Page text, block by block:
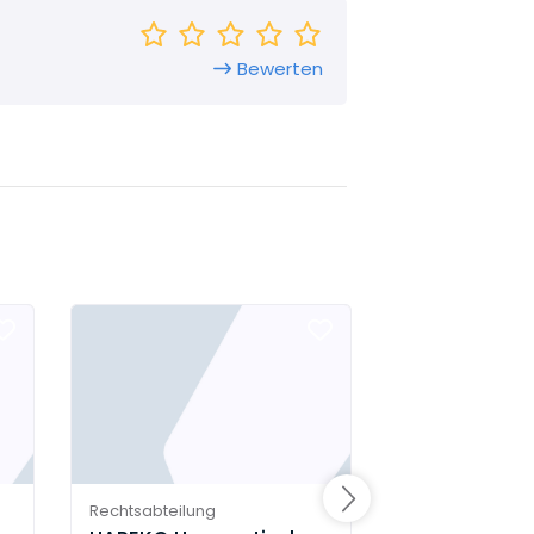
Produkte geschaffen - ihre
Bewerten
Rechtsabteilung